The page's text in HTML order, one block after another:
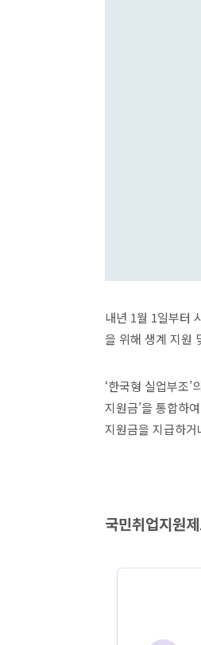
내년 1월 1일부터
을 위해 생계 지원
‘한국형 실업부조
지원금’을 통합하
지원금을 지급하
국민취업지원